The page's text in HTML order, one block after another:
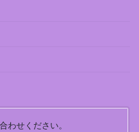
わせください。